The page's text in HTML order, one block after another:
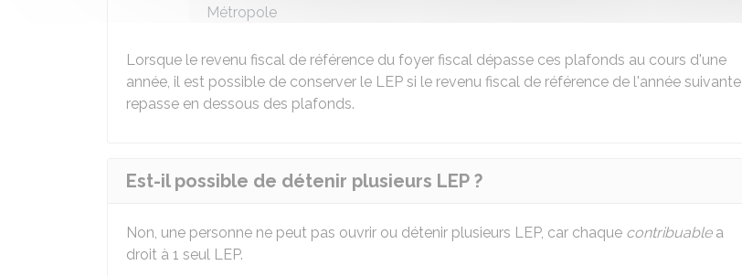
Métropole
Lorsque le revenu fiscal de référence du foyer fiscal dépasse ces plafonds au cours d'une
année, il est possible de conserver le LEP si le revenu fiscal de référence de l'année suivante
repasse en dessous des plafonds.
Est-il possible de détenir plusieurs LEP ?
Non, une personne ne peut pas ouvrir ou détenir plusieurs LEP, car chaque contribuablea
droit à 1 seul LEP.